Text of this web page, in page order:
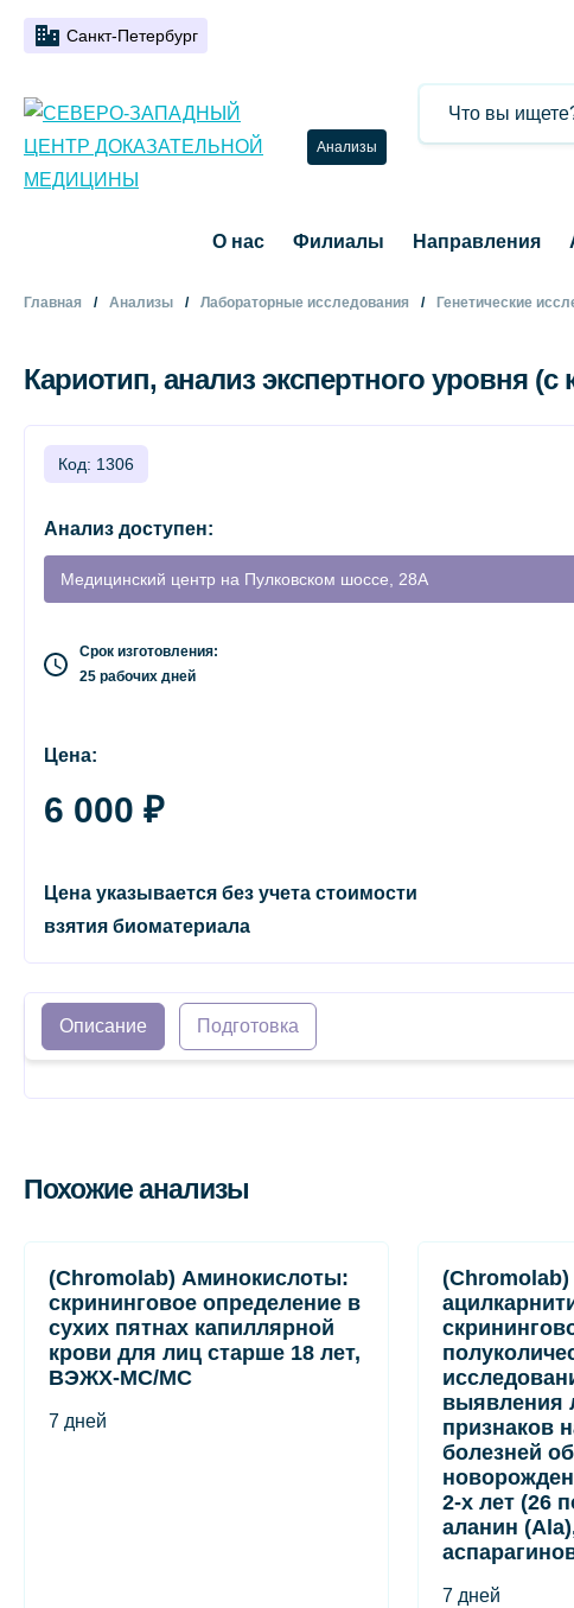
Санкт-Петербург
Анализы
О нас Филиалы Направления
Главная Анализы Лабораторные исследования Генетические
Кариотип, анализ экспертного уровня
Код: 1306
Анализ доступен:
Медицинский центр на Пулковском шоссе, 28А
Срок изготовления:
25 рабочих дней
Цена:
6 000 ₽
Цена указывается без учета стоимости
взятия биоматериала
Описание Подготовка
Похожие анализы
(Chromolab) Аминокислоты:
скрининговое определение в
сухих пятнах капиллярной
крови для лиц старше 18 лет,
ВЭЖХ-МС/МС
7 дней
выявления
признаков
болезней
2-х лет (26
аланин
7 дней